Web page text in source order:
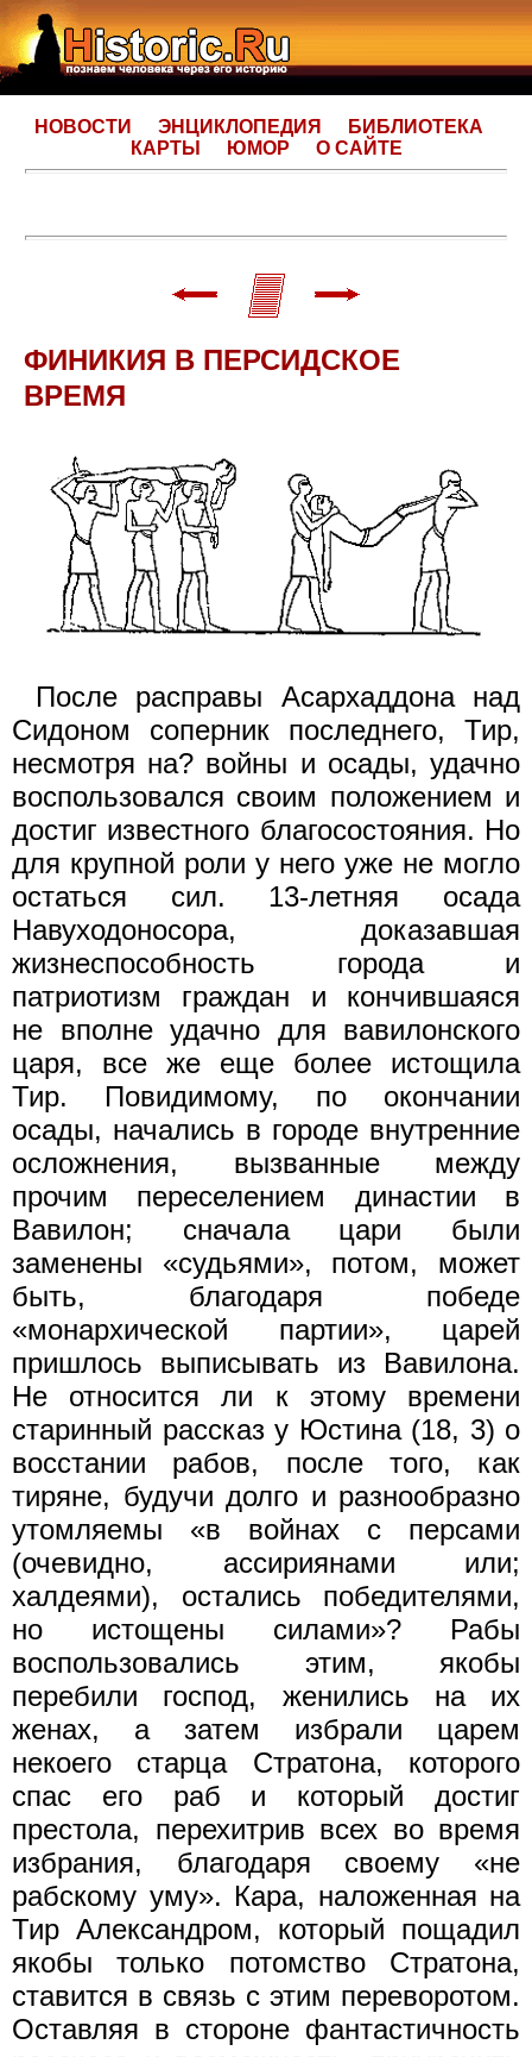
НОВОСТИ ЭНЦИКЛОПЕДИЯ
БИБЛИОТЕКА
КАРТЫ
ЮМОР О САЙТЕ
ФИНИКИЯ В ПЕРСИДСКОЕ
ВРЕМЯ
После расправы Асархаддона над
Сидоном соперник последнего, Тир,
несмотря на? войны и осады, удачно
воспользовался своим положением и
достиг известного благосостояния. Но
для крупной роли у него уже не могло
остаться сил. 13-летняя осада
Навуходоносора, доказавшая
жизнеспособность города и
патриотизм граждан и кончившаяся
не вполне удачно для вавилонского
царя, все же еще более истощила
Тир. Повидимому, по окончании
осады, начались в городе внутренние
осложнения, вызванные между
прочим переселением династии в
Вавилон; сначала цари были
заменены «судьями», потом, может
быть, благодаря победе
«монархической партии», царей
пришлось выписывать из Вавилона.
Не относится ли к этому времени
старинный рассказ у Юстина (18, 3) о
восстании рабов, после того, как
тиряне, будучи долго и разнообразно
утомляемы «в войнах с персами
(очевидно, ассириянами или;
халдеями), остались победителями,
но истощены силами»? Рабы
воспользовались этим, якобы
перебили господ, женились на их
женах, а затем избрали царем
некоего старца Стратона, которого
спас его раб и который достиг
престола, перехитрив всех во время
избрания, благодаря своему «не
рабскому уму». Кара, наложенная на
Тир Александром, который пощадил
якобы только потомство Стратона,
ставится в связь с этим переворотом.
Оставляя в стороне фантастичность